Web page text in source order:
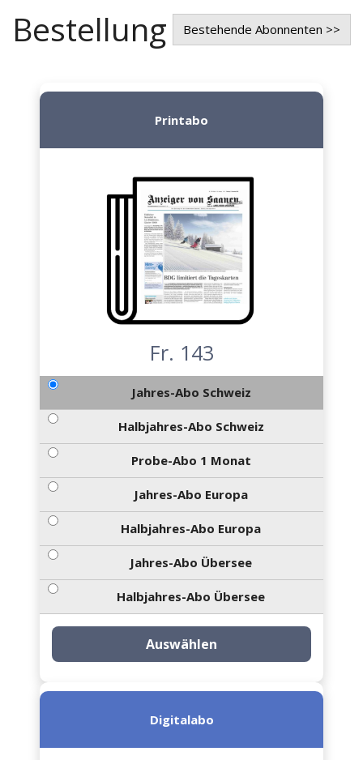
Bestellung Bestehende Abonnenten >>
Printabo
Fr. 143
Jahres-Abo Schweiz
Halbjahres-Abo Schweiz
Probe-Abo 1 Monat
Jahres-Abo Europa
Halbjahres-Abo Europa
Jahres-Abo Übersee
Halbjahres-Abo Übersee
Auswählen
Digitalabo